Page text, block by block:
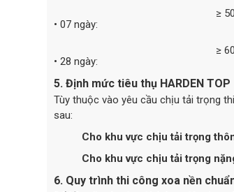
• 07 ngày:
• 28 ngày:
≥
≥
5. Định mức tiêu thụ HARDEN TOP
Tùy thuộc vào yêu cầu chịu tải trọng
sau:
Cho khu vực chịu tải trọng
Cho khu vực chịu tải trọng
6. Quy trình thi công xoa nền